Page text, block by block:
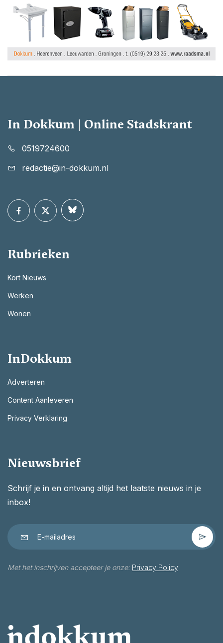
In Dokkum | Online Stadskrant
0519724600
redactie@in-dokkum.nl
Rubrieken
Kort Nieuws
Werken
Wonen
InDokkum
Adverteren
Content Aanleveren
Privacy Verklaring
Nieuwsbrief
Schrijf je in en ontvang altijd het laatste nieuws in je
inbox!
Met het inschrijven accepteer je onze: Privacy Policy